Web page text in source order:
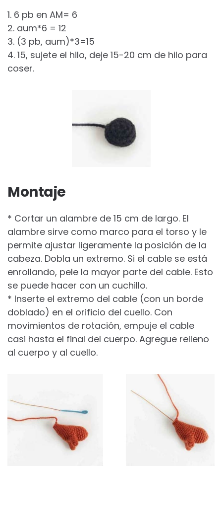
1. 6 pb en AM= 6
2. aum*6 = 12
3. (3 pb, aum)*3=15
4. 15, sujete el hilo, deje 15-20 cm de hilo para
coser.
Montaje
* Cortar un alambre de 15 cm de largo. El
alambre sirve como marco para el torso y le
permite ajustar ligeramente la posición de la
cabeza. Dobla un extremo. Si el cable se está
enrollando, pele la mayor parte del cable. Esto
se puede hacer con un cuchillo.
* Inserte el extremo del cable (con un borde
doblado) en el orificio del cuello. Con
movimientos de rotación, empuje el cable
casi hasta el final del cuerpo. Agregue relleno
al cuerpo y al cuello.